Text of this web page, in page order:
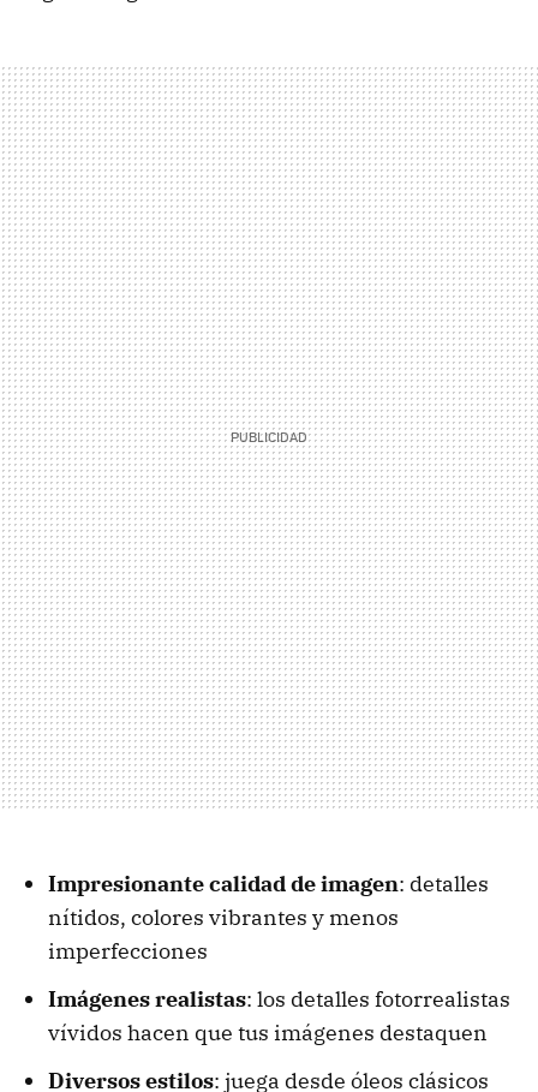
Impresionante calidad de imagen: detalles
nítidos, colores vibrantes y menos
imperfecciones
Imágenes realistas: los detalles fotorrealistas
vívidos hacen que tus imágenes destaquen
Diversos estilos: juega desde óleos clásicos